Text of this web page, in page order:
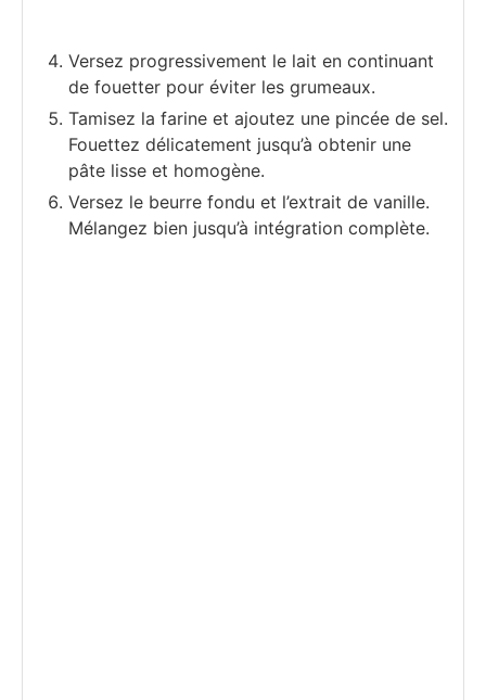
Versez progressivement le lait en continuant
de fouetter pour éviter les grumeaux.
Tamisez la farine et ajoutez une pincée de sel.
Fouettez délicatement jusqu’à obtenir une
pâte lisse et homogène.
Versez le beurre fondu et l’extrait de vanille.
Mélangez bien jusqu’à intégration complète.